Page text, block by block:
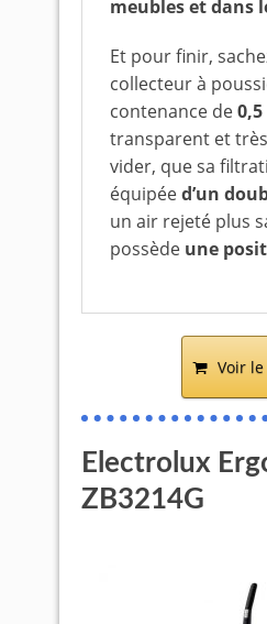
meubles et dans
Et pour finir,
collecteur à
contenance de0,5
transparent et
vider, que sa
équipéed’un
un air rejeté plus
possède une
Voir
Electrolux
ZB3214G